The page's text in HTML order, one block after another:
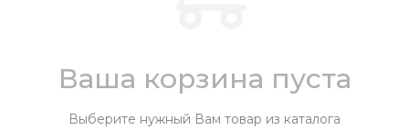
Ваша корзина пуста
Выберите нужный Вам товар из каталога